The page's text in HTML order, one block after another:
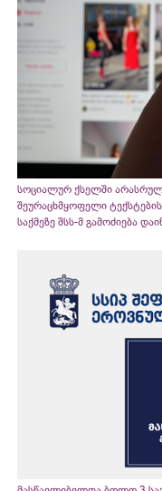
სოციალურ ქსელში
შეურაცხმყოფელი
საქმეზე შსს-მ გამოძიება